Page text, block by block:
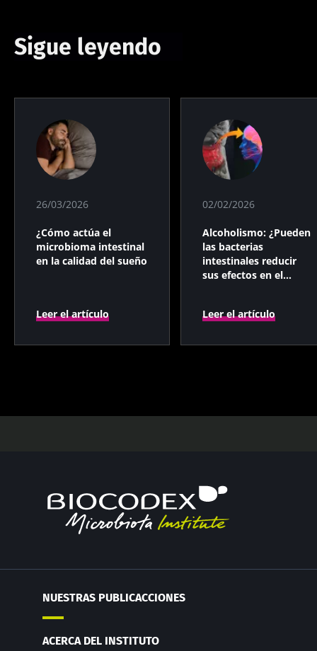
Sigue leyendo
26/03/2026
¿Cómo actúa el
microbioma intestinal
en la calidad del sueño
Leer el artículo
02/02/2026
Alcoholismo: ¿Pueden
las bacterias
intestinales reducir
sus efectos en el
Leer el artículo
NUESTRAS PUBLICACCIONES
ACERCA DEL INSTITUTO